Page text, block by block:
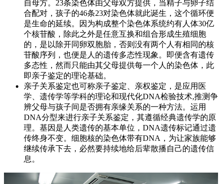
自母方。23条染色体由父母双方提供，当精子与卵子结
合配对，孩子的46条23对染色体就此诞生，这个循环便
是生命的延续。因为构成整个染色体系统约有人体30亿
个核苷酸，除此之外是任意互换和组合形成生殖细胞
的，是以除开同卵双胞胎，否则没有两个人有相同的核
苷酸序列，也便是人的遗传多态性现象。即便含有遗传
多态性，然而只能由其父母提供每一个人的染色体，此
即亲子鉴定的理论基础。
亲子关系鉴定也可称亲子鉴定、亲权鉴定，是应用医
学、遗传学等学科的理论和现代化DNA检验技术,推测争
辨父母与孩子间是否拥有亲缘关系的一种方法。运用
DNA分型来进行亲子关系鉴定，其遵循经典遗传学的原
理。基因是人类遗传的基本单位，DNA遗传标记通过遗
传终身不变。细胞核的染色体带有DNA，为让家族能够
继续传承下去，必然要持续地给后辈散播自己的遗传信
息。